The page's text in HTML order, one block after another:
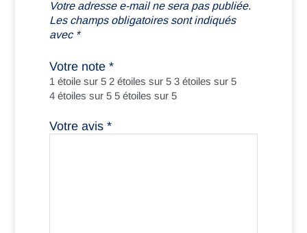
Votre adresse e-mail ne sera pas publiée.
Les champs obligatoires sont indiqués
avec *
Votre note*
1 étoile sur 5 2 étoiles sur 5 3 étoiles sur 5
4 étoiles sur 5 5 étoiles sur 5
Votre avis*